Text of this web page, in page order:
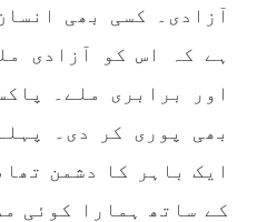
نے اپنے جاری کردہ بیان
تیسرا مرکزی کونسل
تالپور
آزادی۔ کسی بھی
ہے کہ اس کو آزادی
اور برابری ملے۔
بھی پوری کر دی۔
ایک باہر کا دشمن
کے ساتھ ہمارا کوئی